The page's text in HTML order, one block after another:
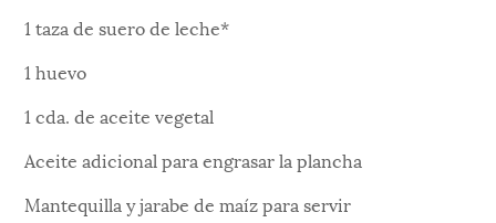
1 taza de suero de leche*
1 huevo
1 cda. de aceite vegetal
Aceite adicional para engrasar la plancha
Mantequilla y jarabe de maíz para servir